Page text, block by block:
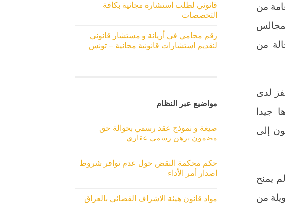
من
من
لدى
جيدا
إلى
يمنح
من
قانوني لطلب استشارة مجانية بكافة
التخصصات
رقم محامي في أريانة و مستشار قانوني
لتقديم استشارات قانونية مجانية – تونس
مواضيع عبر النظام
صيغة و نموذج عقد رسمي بحوالة حق
مضمون برهن رسمي عقاري
حكم محكمة النقض حول عدم توافر شروط
اصدار أمر الأداء
مواد قانون هيئة الاشراف القضائي بالعراق